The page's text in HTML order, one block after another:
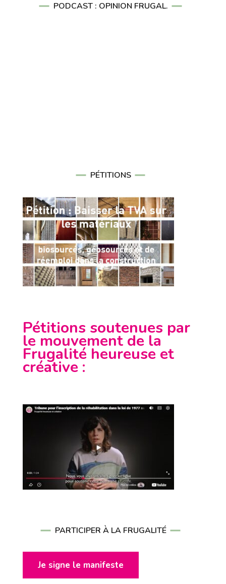
PODCAST : OPINION FRUGAL.
PÉTITIONS
Pétitions soutenues par
le mouvement de la
Frugalité heureuse et
créative :
PARTICIPER À LA FRUGALITÉ
Je signe le manifeste